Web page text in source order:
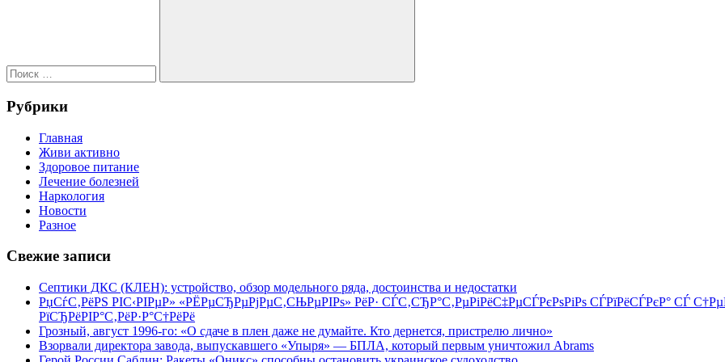
Поиск
Рубрики
Главная
Живи активно
Здоровое питание
Лечение болезней
Наркология
Новости
Разное
Свежие записи
Септики ДКС (КЛЕН): устройство, обзор модельного ряда, достоинства и недостатки
РџСѓС‚РёРЅ РІС‹РІРµР» «РЁРµСЂРµРјРµС‚СЊРµРІРѕ» РёР· СЃС‚СЂР°С‚РµРіРёС‡РµСЃРєРѕРіРѕ СЃРїРёСЃРєР° СЃ
РїСЂРёРІР°С‚РёР·Р°С†РёРё
Грозный, август 1996-го: «О сдаче в плен даже не думайте. Кто дернется, пристрелю лично»
Взорвали директора завода, выпускавшего «Упыря» — БПЛА, который первым уничтожил Abrams